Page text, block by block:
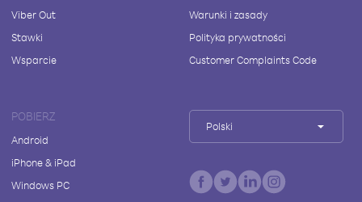
Viber Out
Stawki
Wsparcie
Warunki i zasady
Polityka prywatności
Customer Complaints Code
POBIERZ
Android
iPhone & iPad
Windows PC
Polski